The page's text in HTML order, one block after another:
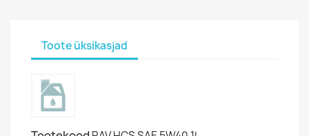
Toote üksikasjad